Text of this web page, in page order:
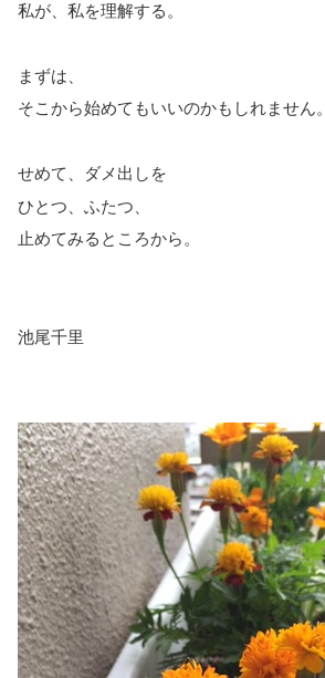
私が、私を理解する。
まずは、
そこから始めてもいいのかもしれません。
せめて、ダメ出しを
ひとつ、ふたつ、
止めてみるところから。
池尾千里